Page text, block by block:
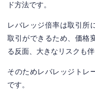
ド方法です。
レバレッジ倍率は取引所
取引ができるため、価格
る反面、大きなリスクも伴
そのためレバレッジトレ
です。